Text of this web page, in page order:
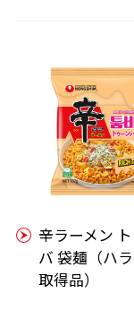
辛ラーメン
バ 袋麺（ハ
取得品）